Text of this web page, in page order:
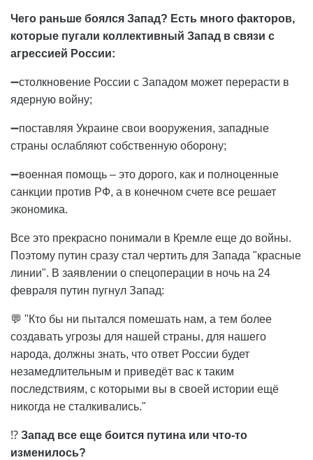
Чего раньше боялся Запад? Есть много факторов,
которые пугали коллективный Запад в связи с
агрессией России:
➖столкновение России с Западом может перерасти в
ядерную войну;
➖поставляя Украине свои вооружения, западные
страны ослабляют собственную оборону;
➖военная помощь – это дорого, как и полноценные
санкции против РФ, а в конечном счете все решает
экономика.
Все это прекрасно понимали в Кремле еще до войны.
Поэтому путин сразу стал чертить для Запада "красные
линии". В заявлении о спецоперации в ночь на 24
февраля путин пугнул Запад:
💬 "Кто бы ни пытался помешать нам, а тем более
создавать угрозы для нашей страны, для нашего
народа, должны знать, что ответ России будет
незамедлительным и приведёт вас к таким
последствиям, с которыми вы в своей истории ещё
никогда не сталкивались."
⁉️ Запад все еще боится путина или что-то
изменилось?